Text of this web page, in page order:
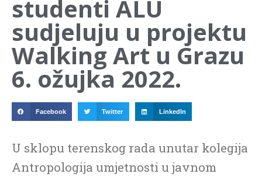
studenti ALU
sudjeluju u projektu
Walking Art u Grazu
6. ožujka 2022.
Facebook Twitter LinkedIn
U sklopu terenskog rada unutar kolegija
Antropologija umjetnosti u javnom
▼